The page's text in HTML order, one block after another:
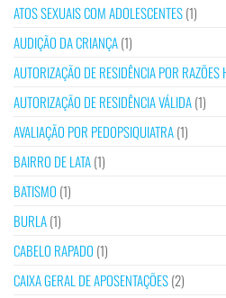
ATOS SEXUAIS COM ADOLESCENTES(1)
AUDIÇÃO DA CRIANÇA(1)
AUTORIZAÇÃO DE RESIDÊNCIA POR
AUTORIZAÇÃO DE RESIDÊNCIA VÁLIDA(1)
AVALIAÇÃO POR PEDOPSIQUIATRA(1)
BAIRRO DE LATA(1)
BATISMO (1)
BURLA(1)
CABELO RAPADO (1)
CAIXA GERAL DE APOSENTAÇÕES(2)